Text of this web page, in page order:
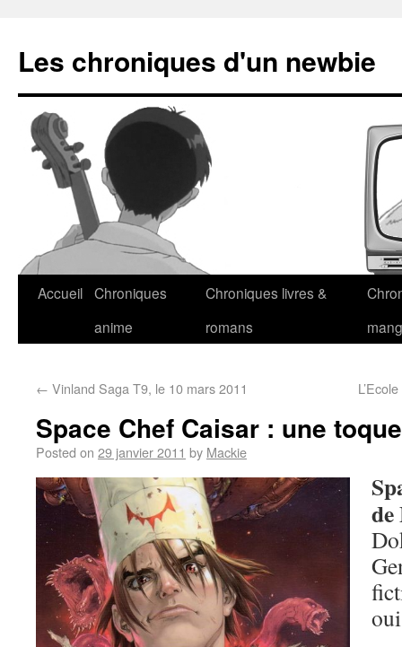
Les chroniques d'un newbie
Accueil Chroniques
anime
Chroniques livres &
romans
← Vinland Saga T9, le 10 mars 2011
Space Chef Caisar : une
Posted on 29 janvier 2011 by Mackie